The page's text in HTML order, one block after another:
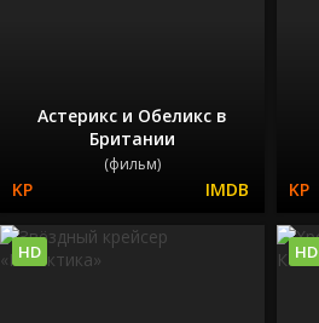
Астерикс и Обеликс в
Британии
(фильм)
HD HD